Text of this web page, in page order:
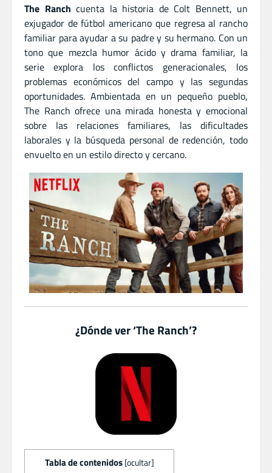
The Ranch cuenta la historia de Colt Bennett, un
exjugador de fútbol americano que regresa al rancho
familiar para ayudar a su padre y su hermano. Con un
tono que mezcla humor ácido y drama familiar, la
serie explora los conflictos generacionales, los
problemas económicos del campo y las segundas
oportunidades. Ambientada en un pequeño pueblo,
The Ranch ofrece una mirada honesta y emocional
sobre las relaciones familiares, las dificultades
laborales y la búsqueda personal de redención, todo
envuelto en un estilo directo y cercano.
¿Dónde ver ‘The Ranch’?
Tabla de contenidos [ocultar]